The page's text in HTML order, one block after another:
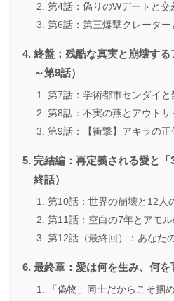
第4話：偽りのWデートと交
第6話：第三爆撃クレーター
終盤：残酷な真実と崩壊す
～第9話）
第7話：学術都市センダイと
第8話：不実の燕とアウト
第9話：【衝撃】アキラの正
完結編：再定義される愛と
終話）
第10話：世界の崩壊と12人
第11話：空白の7年とアモ
第12話（最終回）：あなた
最終章：愛は何を生み、何を
「偽物」同士だからこそ掴